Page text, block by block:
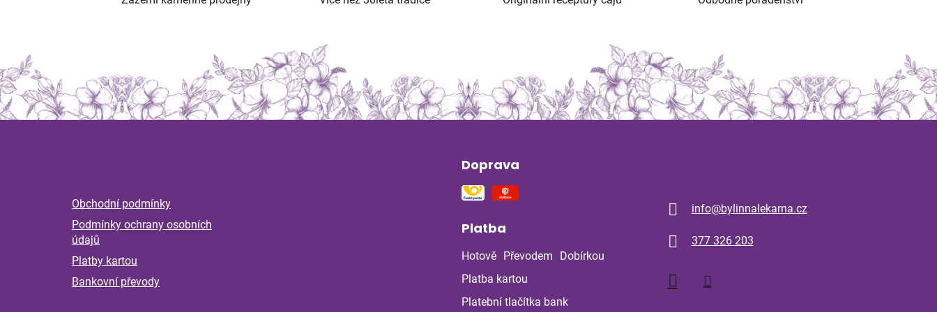
Obchodní podmínky
Podmínky ochrany osobních
údajů
Platby kartou
Bankovní převody
Doprava
Platba
Hotově Převodem
Dobírkou
Platba kartou
Platební tlačítka bank
info@bylinnalekarna.cz
377 326 203